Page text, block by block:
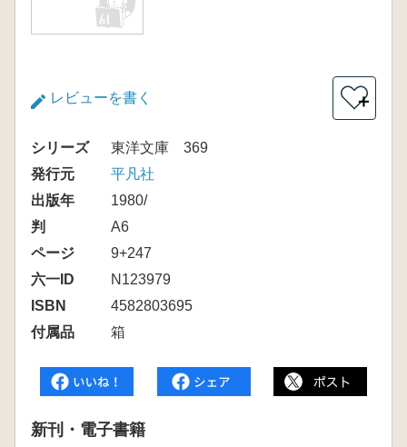
レビューを書く ＋
シリーズ
東洋文庫 369
発行元
平凡社
出版年
1980/
判
A6
ページ
9+247
六一ID
N123979
ISBN
4582803695
付属品
箱
新刊・電子書籍